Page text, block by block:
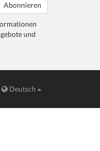
Abonnieren
und
Deutsch